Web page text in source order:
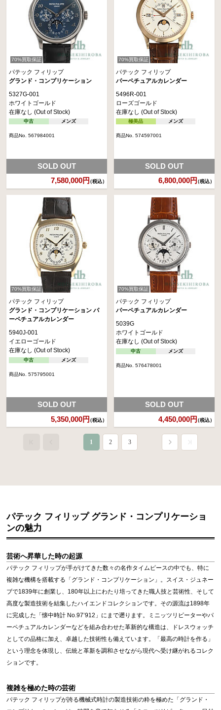
70%買取保証
パテック フィリップ
グランド・コンプリケーション
5327G-001
ホワイトゴールド
在庫なし (Out of Stock)
中古 メンズ
商品No. 567984001
7,580,000円（税込）
SOLD OUT
70%買取保証
パテック フィリップ
パーペチュアルカレンダー
5496R-001
ローズゴールド
在庫なし (Out of Stock)
極美品 メンズ
商品No. 574597001
6,800,000円（税込）
SOLD OUT
70%買取保証
パテック フィリップ
グランド・コンプリケーション パ
ーペチュアルカレンダー
5940J-001
イエローゴールド
在庫なし (Out of Stock)
中古 メンズ
商品No. 575795001
5,350,000円（税込）
SOLD OUT
70%買取保証
パテック フィリップ
パーペチュアルカレンダー
5039G
ホワイトゴールド
在庫なし (Out of Stock)
中古 メンズ
商品No. 576478001
4,450,000円（税込）
SOLD OUT
1 2 3
パテック フィリップ グランド・コンプリケーショ
ンの魅力
芸術へ昇華した時の起源
パテック フィリップが手がけてきた数々の名作タイムピースの中でも、特に
複雑な機構を搭載する「グランド・コンプリケーション」。スイス・ジュネー
ブで1839年に創業し、180年以上にわたり培ってきた職人技と芸術性、そして
高度な製造技術を結集したハイエンドコレクションです。その源流は1898年
に完成した「懐中時計 No.97’912」にまで遡ります。ミニッツリピーターやパ
ーペチュアルカレンダーなどを組み合わせた革新的な構造は、ドレスウォッチ
としての品格に加え、卓越した技術性も備えています。「最高の時計を作る」
という理念を体現し、伝統と革新を調和させながら現代へ受け継がれるコレク
ションです。
複雑を極めた時の芸術
パテック フィリップが誇る機械式時計の製造技術の粋を極めた「グランド・